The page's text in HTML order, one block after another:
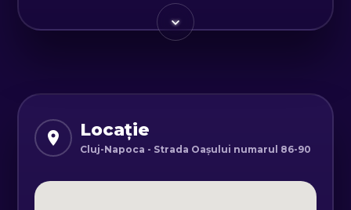
Masajul constă într-un tratament
care ameliorează tensiunea
Un masaj de relaxare al spatelui
Locație
Cluj-Napoca - Strada Oașului numarul 86-90